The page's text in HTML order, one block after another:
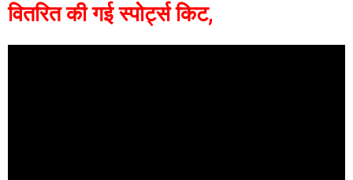
वितरित की गई स्पोर्ट्स किट,